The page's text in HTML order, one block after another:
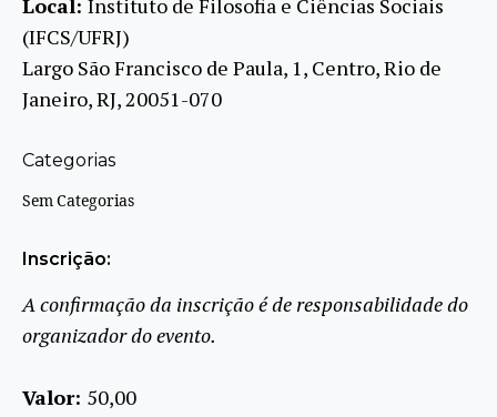
Local: Instituto de Filosofia e Ciências Sociais
(IFCS/UFRJ)
Largo São Francisco de Paula, 1, Centro, Rio de
Janeiro, RJ, 20051-070
Categorias
Sem Categorias
Inscrição:
A confirmação da inscrição é de responsabilidade do
organizador do evento.
Valor: 50,00